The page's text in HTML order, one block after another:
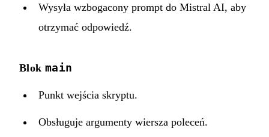
Wysyła wzbogacony prompt do Mistral AI, aby
otrzymać odpowiedź.
Blok main
Punkt wejścia skryptu.
Obsługuje argumenty wiersza poleceń.